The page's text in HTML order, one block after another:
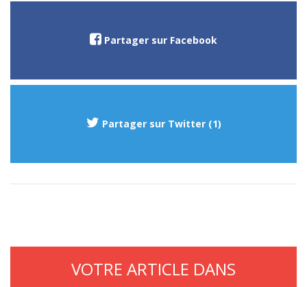
Partager sur Facebook
Partager sur Twitter (1)
VOTRE ARTICLE DANS